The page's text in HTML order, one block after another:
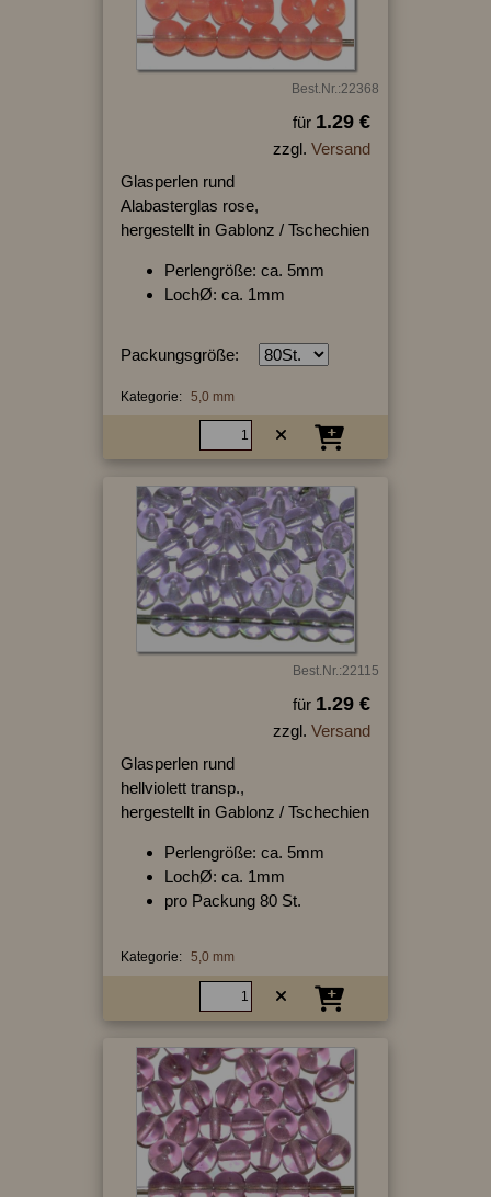
Best.Nr.:22368
für 1.29 €
zzgl. Versand
Glasperlen rund
Alabasterglas rose,
hergestellt in Gablonz / Tschechien
Perlengröße: ca. 5mm
LochØ: ca. 1mm
Packungsgröße:
Kategorie: 5,0 mm
Best.Nr.:22115
für 1.29 €
zzgl. Versand
Glasperlen rund
hellviolett transp.,
hergestellt in Gablonz / Tschechien
Perlengröße: ca. 5mm
LochØ: ca. 1mm
pro Packung 80 St.
Kategorie: 5,0 mm